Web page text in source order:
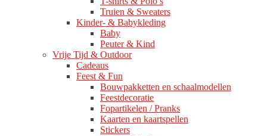
Truien & Sweaters
Kinder- & Babykleding
Baby
Peuter & Kind
Vrije Tijd & Outdoor
Cadeaus
Feest & Fun
Bouwpakketten en schaalmodellen
Feestdecoratie
Fopartikelen / Pranks
Kaarten en kaartspellen
Stickers